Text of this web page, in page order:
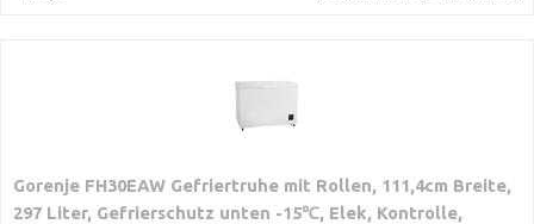
Gorenje FH30EAW Gefriertruhe mit Rollen, 111,4cm Breite,
297 Liter, Gefrierschutz unten -15℃, Elek, Kontrolle,